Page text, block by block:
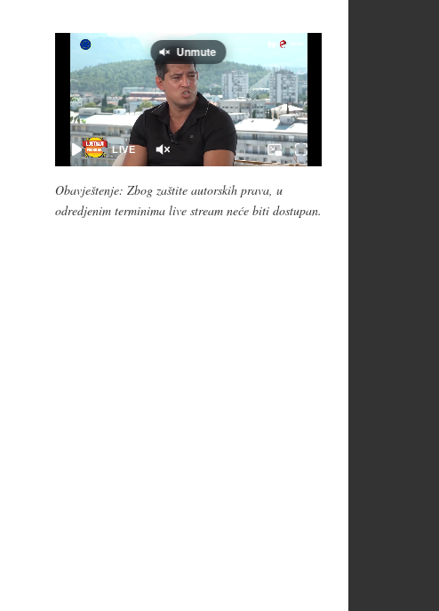
Obavještenje: Zbog zaštite autorskih prava, u
odredjenim terminima live stream neće biti dostupan.